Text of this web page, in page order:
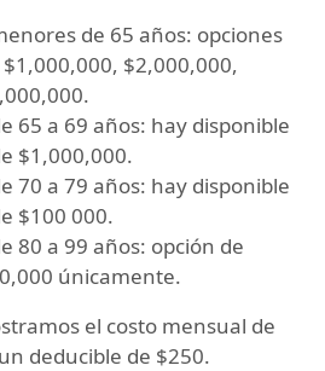
de 65 años: opciones
$2,000,000,
65 a 69 años: hay disponible
$1,000,000.
70 a 79 años: hay disponible
$100 000.
80 a 99 años: opción de
únicamente.
el costo mensual de
deducible de $250.